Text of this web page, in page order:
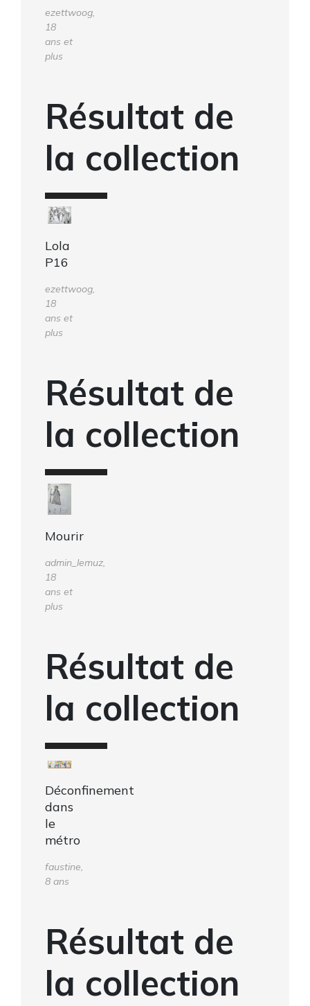
ezettwoog,
18
ans et
plus
Résultat de
la collection
Lola
P16
ezettwoog,
18
ans et
plus
Résultat de
la collection
Mourir
admin_lemuz,
18
ans et
plus
Résultat de
la collection
Déconfinement
dans
le
métro
faustine,
8 ans
Résultat de
la collection